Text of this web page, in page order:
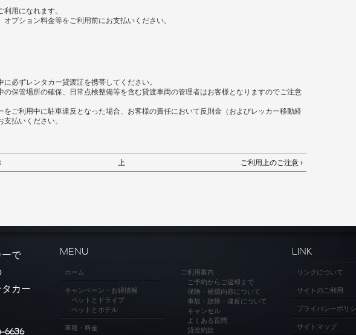
利用になれます。
オプション料金等をご利用前にお支払いください。
に必ずレンタカー貸渡証を携帯してください。
の保管場所の確保、日常点検整備等を含む貸渡車両の管理者はお客様となりますのでご注意
をご利用中に駐車違反となった場合、お客様の責任において反則金（およびレッカー移動経
支払いください。
上 ご利用上のご注意 ›
ーで
カー
6636
MENU
ホーム
キャンペーン・お得情報
ペットとドライブ
ペットとホテル
車種・料金
ご利用案内
ご予約からご返却まで
保険・補償内容について
事故・故障・違反について
キャンセル
よくある質問
貸渡約款
LINK
リンクについて
サイトのご利用
プライバシーポリ
サイトマップ